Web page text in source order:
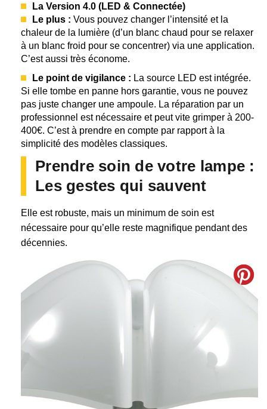
La Version 4.0 (LED & Connectée)
Le plus : Vous pouvez changer l’intensité et la
chaleur de la lumière (d’un blanc chaud pour se relaxer
à un blanc froid pour se concentrer) via une application.
C’est aussi très économe.
Le point de vigilance : La source LED est intégrée.
Si elle tombe en panne hors garantie, vous ne pouvez
pas juste changer une ampoule. La réparation par un
professionnel est nécessaire et peut vite grimper à 200-
400€. C’est à prendre en compte par rapport à la
simplicité des modèles classiques.
Prendre soin de votre lampe :
Les gestes qui sauvent
Elle est robuste, mais un minimum de soin est
nécessaire pour qu’elle reste magnifique pendant des
décennies.